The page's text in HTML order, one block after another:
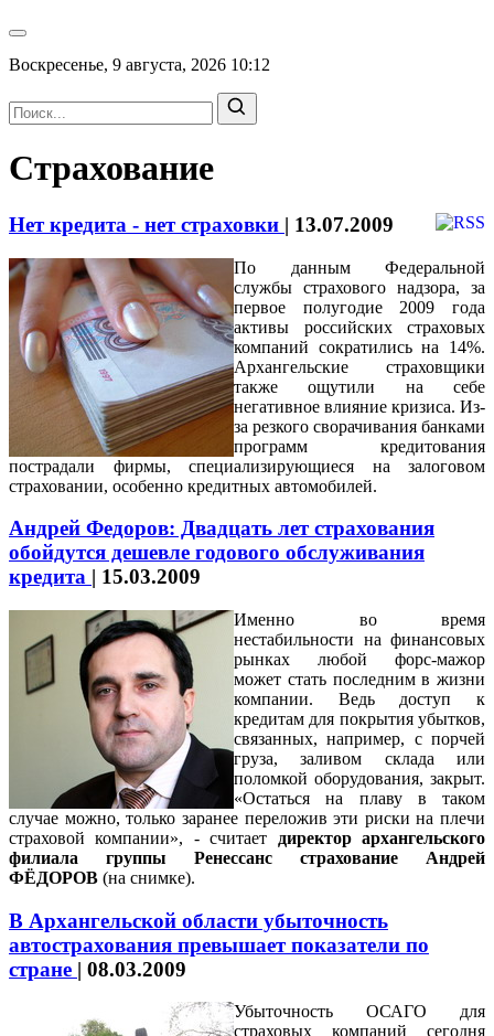
Воскресенье, 9 августа, 2026 10:12
Страхование
Нет кредита - нет страховки | 13.07.2009
По данным Федеральной
службы страхового надзора, за
первое полугодие 2009 года
активы российских страховых
компаний сократились на 14%.
Архангельские страховщики
также ощутили на себе
негативное влияние кризиса. Из-
за резкого сворачивания банками
программ кредитования
пострадали фирмы, специализирующиеся на залоговом
страховании, особенно кредитных автомобилей.
Андрей Федоров: Двадцать лет страхования
обойдутся дешевле годового обслуживания
кредита | 15.03.2009
Именно во время
нестабильности на финансовых
рынках любой форс-мажор
может стать последним в жизни
компании. Ведь доступ к
кредитам для покрытия убытков,
связанных, например, с порчей
груза, заливом склада или
поломкой оборудования, закрыт.
«Остаться на плаву в таком
случае можно, только заранее переложив эти риски на плечи
страховой компании», - считает директор архангельского
филиала группы Ренессанс страхование Андрей
ФЁДОРОВ (на снимке).
В Архангельской области убыточность
автострахования превышает показатели по
стране | 08.03.2009
Убыточность ОСАГО для
страховых компаний сегодня